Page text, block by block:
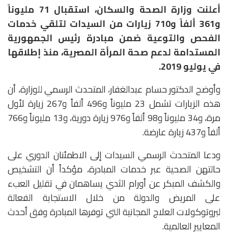
أعلنت وزارة الصحة والسكان، استقبال 71 مليوناً
و361 ألفاً و710 زيارات من السيدات لتلقي خدمات
الفحص والتوعية ضمن مبادرة رئيس الجمهورية
المستدامة لدعم صحة المرأة المصرية، منذ إطلاقها
في يوليو 2019.
وأوضح الدكتور حسام عبدالغفار، المتحدث الرسمي للوزارة، أن
هذه الزيارات تشمل 23 مليوناً و496 ألفاً و267 زيارة لأول
مرة، و34 مليوناً و98 ألفاً و976 زيارة دورية، و13 مليوناً و766
ألفاً و437 زيارة عارضة.
ودعا المتحدث الرسمي السيدات إلى الاطمئنان الدوري على
حالتهن الصحية عبر خدمات المبادرة، مؤكداً أن التشخيص
والكشف المبكر عن أورام الثدي يساهمان في تقليل العبء
على المريض والدولة من خلال الاستجابة الفعالة
لبروتوكولات العلاج المجانية التي توفرها المبادرة وفق أحدث
المعايير العالمية.